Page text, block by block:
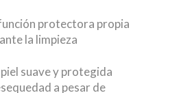
protectora propia
la limpieza
suave y protegida
a pesar de